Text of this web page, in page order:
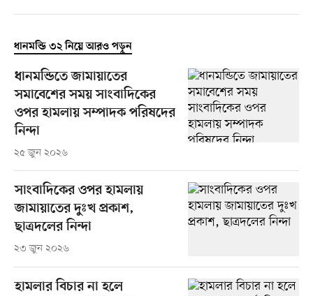
ধানমন্ডি ৩২ নিয়ে আরও পড়ুন
ধানমন্ডিতে জামায়াতের
সমাবেশের সময় সাংবাদিকের
ওপর হামলায় সম্পাদক পরিষদের
নিন্দা
২৫ জুন ২০২৬
সাংবাদিকের ওপর হামলায়
জামায়াতের দুঃখ প্রকাশ,
ছাত্রদলের নিন্দা
২৩ জুন ২০২৬
হামলার বিচার না হলে